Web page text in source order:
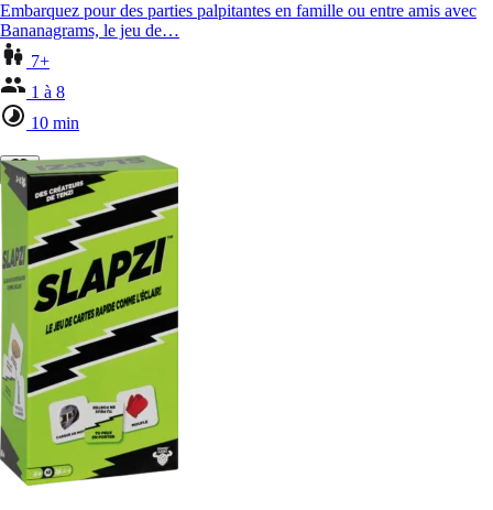
Embarquez pour des parties palpitantes en famille ou entre amis avec
Bananagrams, le jeu de…
7+
1 à 8
10 min